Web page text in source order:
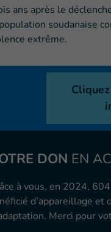
ans après le
soudanaise
extrême.
DON EN
à vous, en 2024,
d’appareillage et
Merci pour